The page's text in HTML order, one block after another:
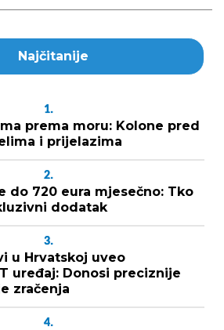
Najčitanije
1.
prema moru: Kolone pred
i prijelazima
2.
do 720 eura mjesečno: Tko
dodatak
3.
u Hrvatskoj uveo
uređaj: Donosi preciznije
zračenja
4.